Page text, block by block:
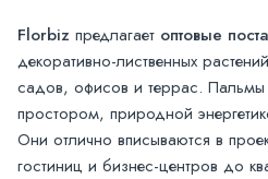
Florbiz предлагает оптовые
декоративно-лиственных
садов, офисов и террас.
простором, природной
Они отлично вписываются в
гостиниц и бизнес-центров до